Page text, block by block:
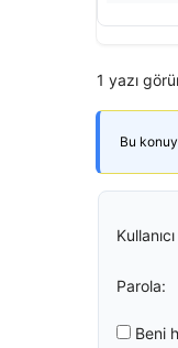
1 yazı
Bu
Parola:
Beni